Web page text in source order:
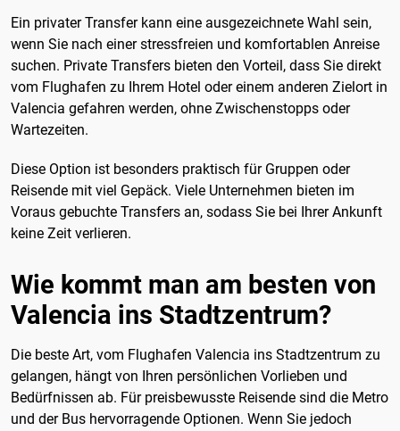
Ein privater Transfer kann eine ausgezeichnete Wahl sein,
wenn Sie nach einer stressfreien und komfortablen Anreise
suchen. Private Transfers bieten den Vorteil, dass Sie direkt
vom Flughafen zu Ihrem Hotel oder einem anderen Zielort in
Valencia gefahren werden, ohne Zwischenstopps oder
Wartezeiten.
Diese Option ist besonders praktisch für Gruppen oder
Reisende mit viel Gepäck. Viele Unternehmen bieten im
Voraus gebuchte Transfers an, sodass Sie bei Ihrer Ankunft
keine Zeit verlieren.
Wie kommt man am besten von
Valencia ins Stadtzentrum?
Die beste Art, vom Flughafen Valencia ins Stadtzentrum zu
gelangen, hängt von Ihren persönlichen Vorlieben und
Bedürfnissen ab. Für preisbewusste Reisende sind die Metro
und der Bus hervorragende Optionen. Wenn Sie jedoch